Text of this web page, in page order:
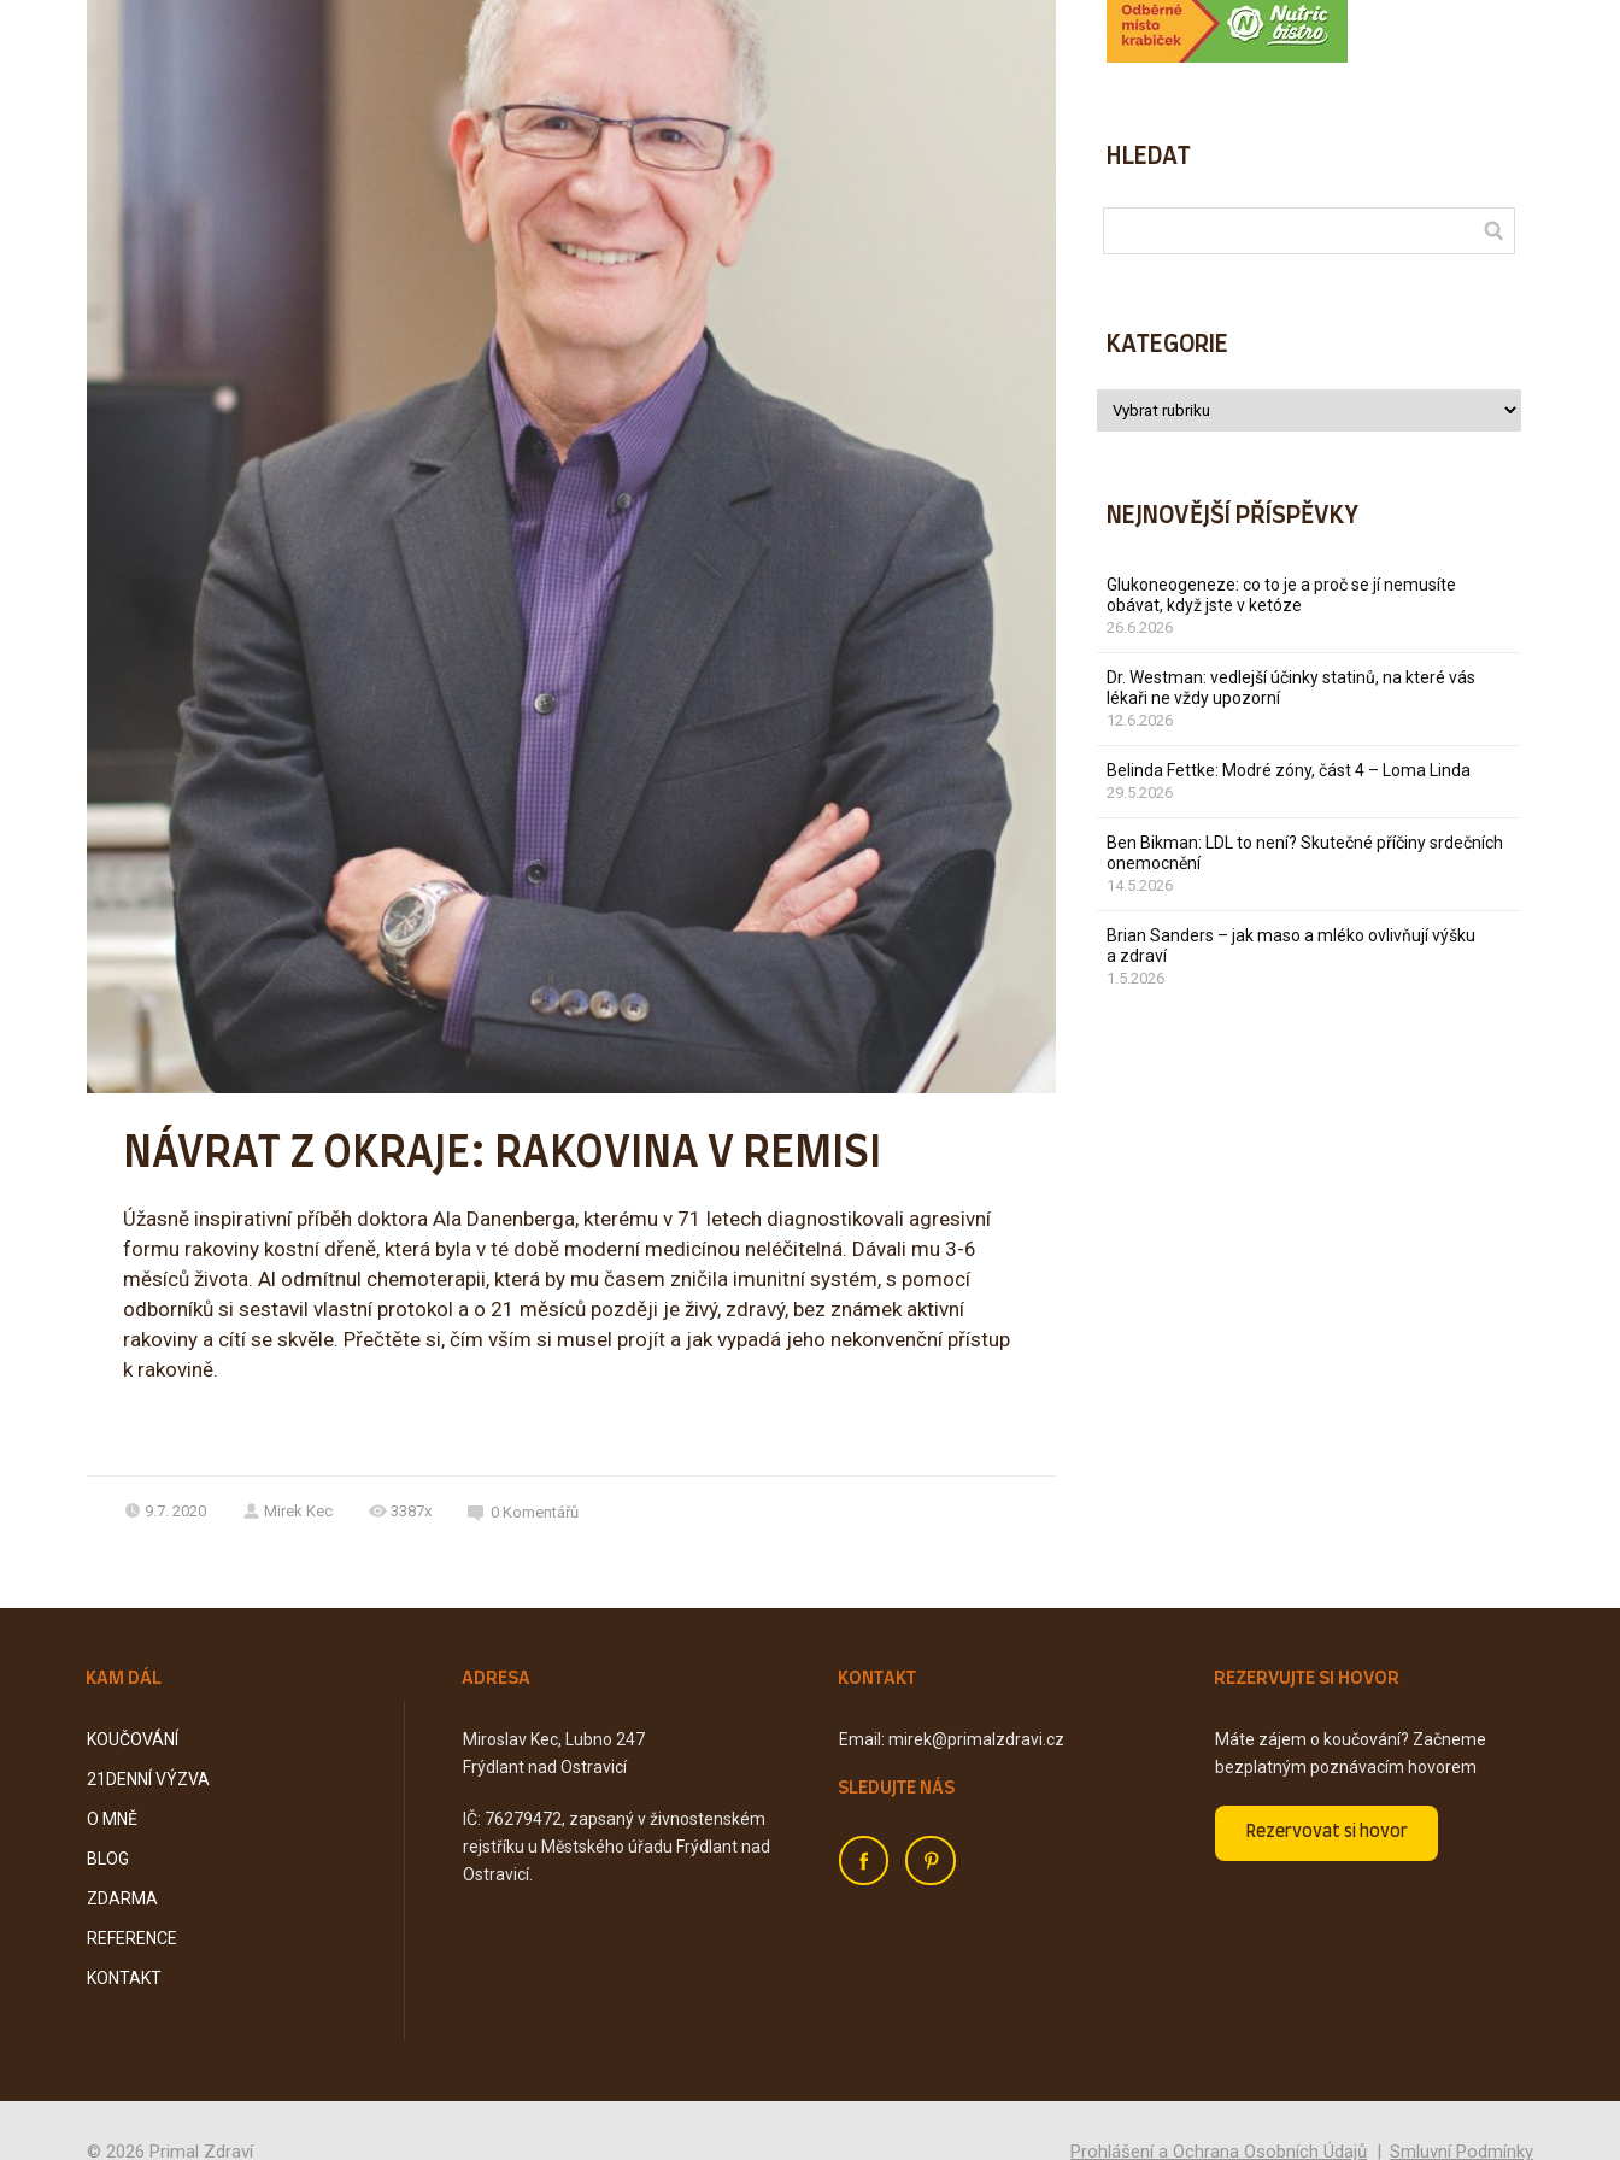
NÁVRAT Z OKRAJE: RAKOVINA V REMISI
Úžasně inspirativní příběh doktora Ala Danenberga, kterému v 71 letech diagnostikovali agresivní
formu rakoviny kostní dřeně, která byla v té době moderní medicínou neléčitelná. Dávali mu 3-6
měsíců života. Al odmítnul chemoterapii, která by mu časem zničila imunitní systém, s pomocí
odborníků si sestavil vlastní protokol a o 21 měsíců později je živý, zdravý, bez známek aktivní
rakoviny a cítí se skvěle. Přečtěte si, čím vším si musel projít a jak vypadá jeho nekonvenční přístup
k rakovině.
9.7. 2020 Mirek Kec 3387x 0 Komentářů
HLEDAT
KATEGORIE
NEJNOVĚJŠÍ PŘÍSPĚVKY
Glukoneogeneze: co to je a proč se jí nemusíte
obávat, když jste v ketóze
26.6.2026
Dr. Westman: vedlejší účinky statinů, na které vás
lékaři ne vždy upozorní
12.6.2026
Belinda Fettke: Modré zóny, část 4 – Loma Linda
29.5.2026
Ben Bikman: LDL to není? Skutečné příčiny srdečních
onemocnění
14.5.2026
Brian Sanders – jak maso a mléko ovlivňují výšku
a zdraví
1.5.2026
KAM DÁL
KOUČOVÁNÍ
21DENNÍ VÝZVA
O MNĚ
BLOG
ZDARMA
REFERENCE
KONTAKT
ADRESA
Miroslav Kec, Lubno 247
Frýdlant nad Ostravicí
IČ: 76279472, zapsaný v živnostenském
rejstříku u Městského úřadu Frýdlant nad
Ostravicí.
KONTAKT
Email: mirek@primalzdravi.cz
SLEDUJTE NÁS
REZERVUJTE SI HOVOR
Máte zájem o koučování? Začneme
bezplatným poznávacím hovorem
Rezervovat si hovor
Prohlášení a Ochrana Osobních Údajů Smluvní Podmínky
© 2026 Primal Zdraví